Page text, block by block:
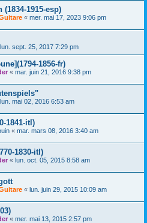
1915-esp)
« mer. mai 17, 2023 9:06 pm
lun. sept. 25, 2017 7:29 pm
1856-fr)
« mar. juin 21, 2016 9:38 pm
lun. mai 02, 2016 6:53 am
1841-itl)
« mar. mars 08, 2016 3:40 am
1830-itl)
« lun. oct. 05, 2015 8:58 am
« lun. juin 29, 2015 10:09 am
« mer. mai 13, 2015 2:57 pm